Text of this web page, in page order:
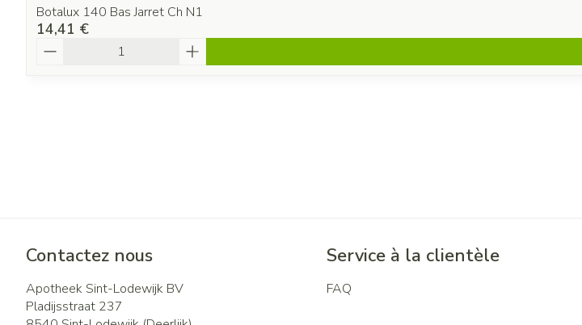
Botalux 140 Bas Jarret Ch N1
14,41 €
Contactez nous
Apotheek Sint-Lodewijk BV
Pladijsstraat 237
Service à la clientèle
FAQ